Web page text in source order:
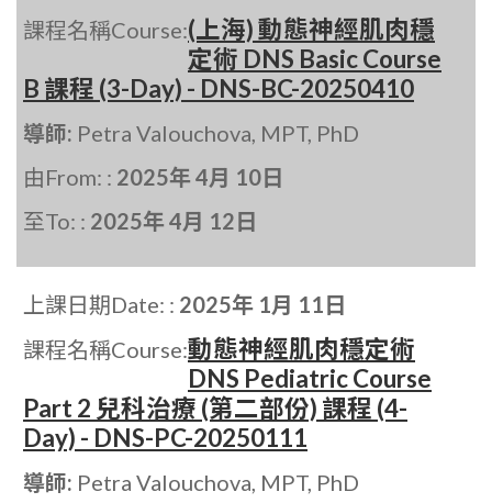
課程名稱Course:(上海) 動態神經肌肉穩
定術 DNS Basic Course
B 課程 (3-Day) - DNS-BC-20250410
導師: Petra Valouchova, MPT, PhD
由From: : 2025年 4月 10日
至To: : 2025年 4月 12日
上課日期Date: : 2025年 1月 11日
課程名稱Course:動態神經肌肉穩定術
DNS Pediatric Course
Part 2 兒科治療 (第二部份) 課程 (4-
Day) - DNS-PC-20250111
導師: Petra Valouchova, MPT, PhD